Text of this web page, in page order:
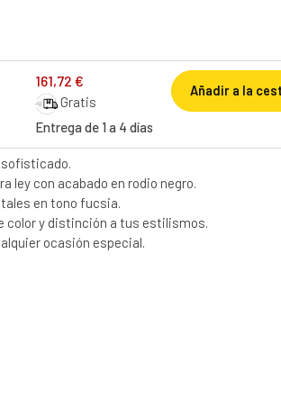
161,72 €
Gratis
Entrega de 1 a 4 días
Añadir a la
sofisticado.
ley con acabado en rodio negro.
en tono fucsia.
color y distinción a tus estilismos.
ocasión especial.